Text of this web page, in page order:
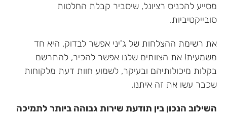
מסייע להכניס רציונל, שיסביר קבלת החלטות
סובייקטיביות.
את רשימת ההצלחות של ג'יני אפשר לבדוק, היא חד
משמעית! את הצוותים שלנו אפשר להכיר, להתרשם
בקלות מיכולותיהם ובעיקר, לשמוע חוות דעת מלקוחות
שכבר עשו את זה איתנו.
השילוב הנכון בין תודעת שירות גבוהה ביותר לתמיכה